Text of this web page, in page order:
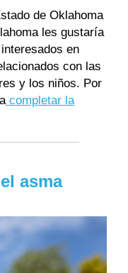
de Oklahoma
les gustaría
en
con las
y los niños. Por
completar la
asma